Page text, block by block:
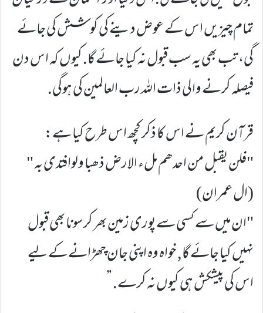
تمام چیزیں اس کے عوض دینے کی کوشش کی جائے
گی، تب بھی یہ سب قبول نہ کیا جائے گا. کیوں کہ اس دن
فیصلہ کرنے والی ذات اللہ رب العالمین کی ہوگی.
قرآن کریم نے اس کا ذکر کچھ اس طرح کیا ہے:
"فلن یقبل من احدھم ملء الارض ذھبا ولوافتدی به "
(ال عمران)
"ان میں سے کسی سے پوری زمین بھر کر سونا بھی قبول
نہیں کیا جائے گا, خواہ وہ اپنی جان چھڑانے کے لیے
اس کی پیشکش ہی کیوں نہ کرے. ”